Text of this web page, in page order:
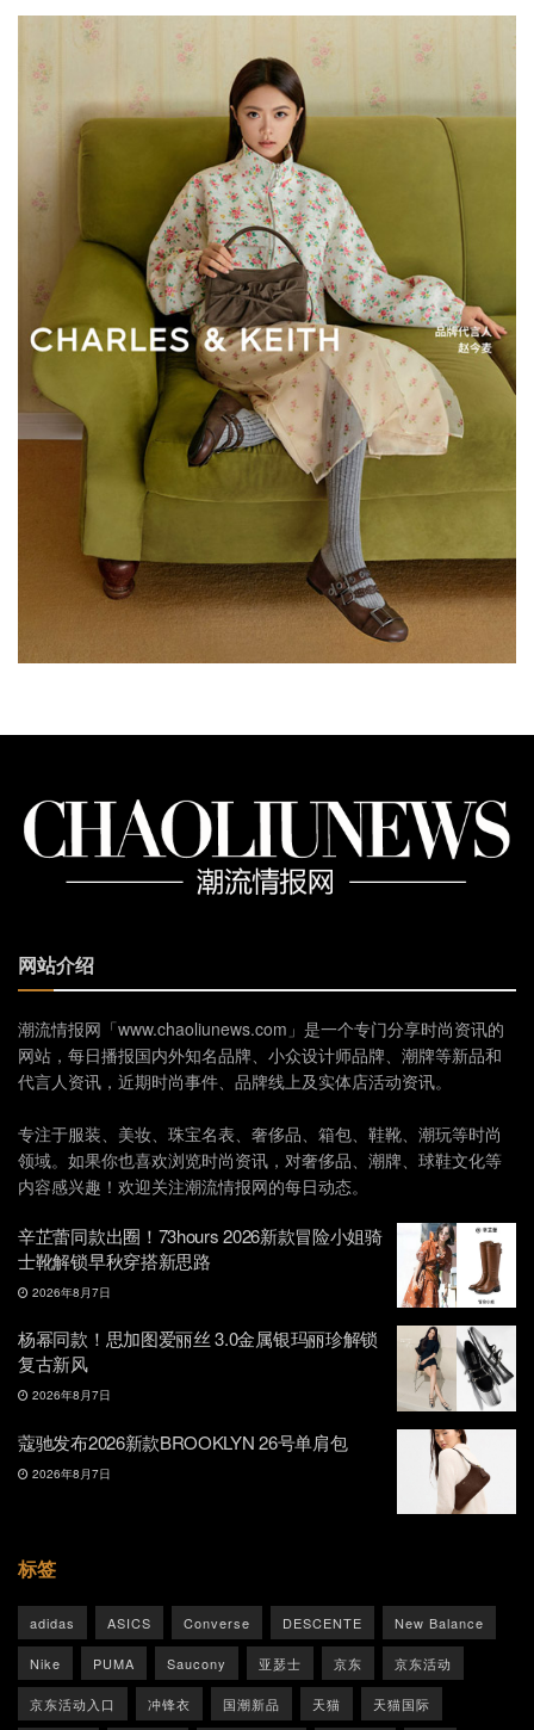
网站介绍
潮流情报网「www.chaoliunews.com」是一个专门分享时尚资讯的
网站，每日播报国内外知名品牌、小众设计师品牌、潮牌等新品和
代言人资讯，近期时尚事件、品牌线上及实体店活动资讯。
专注于服装、美妆、珠宝名表、奢侈品、箱包、鞋靴、潮玩等时尚
领域。如果你也喜欢浏览时尚资讯，对奢侈品、潮牌、球鞋文化等
内容感兴趣！欢迎关注潮流情报网的每日动态。
辛芷蕾同款出圈！73hours 2026新款冒险小姐骑
士靴解锁早秋穿搭新思路
2026年8月7日
杨幂同款！思加图爱丽丝 3.0金属银玛丽珍解锁
复古新风
2026年8月7日
蔻驰发布2026新款BROOKLYN 26号单肩包
2026年8月7日
标签
adidas ASICS Converse DESCENTE New Balance
Nike PUMA Saucony 亚瑟士 京东 京东活动
京东活动入口 冲锋衣 国潮新品 天猫 天猫国际